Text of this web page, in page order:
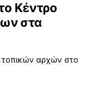
Κέντρο
στα
τοπικών αρχών στο